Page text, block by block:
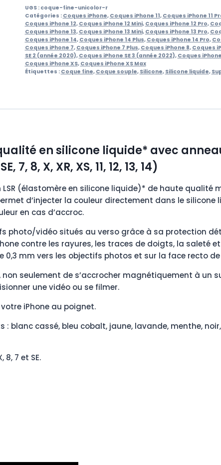
UGS : coque-fine-unicolor-r
Catégories : Coques iPhone, Coques iPhone 11, Coques iPhone 11
Coques iPhone 12, Coques iPhone 12 Mini, Coques iPhone 12 Pro,
Coques iPhone 13, Coques iPhone 13 Mini, Coques iPhone 13 Pro,
Coques iPhone 14, Coques iPhone 14 Plus, Coques iPhone 14 Pro,
Coques iPhone 7, Coques iPhone 7 Plus, Coques iPhone 8, Coques
SE 2 (année 2020), Coques iPhone SE 3 (année 2022), Coques
Coques iPhone XS, Coques iPhone XS Max
Étiquettes : Coque fine, Coque souple, Silicone, Silicone liquide,
en silicone liquide* avec
8, X, XR, XS, 11, 12, 13, 14)
(élastomère en silicone liquide)* de haute qualité
d’injecter la couleur directement dans le silicone
en cas d’accroc.
photo/vidéo situés au verso grâce à sa protection
contre les rayures, les traces de doigts, la saleté
mm vers les objectifs photos et sur la face recto de
seulement de s’accrocher magnétiquement à un
une vidéo ou se filmer.
iPhone au poignet.
blanc cassé, bleu cobalt, jaune, lavande, menthe,
8, 7 et SE.